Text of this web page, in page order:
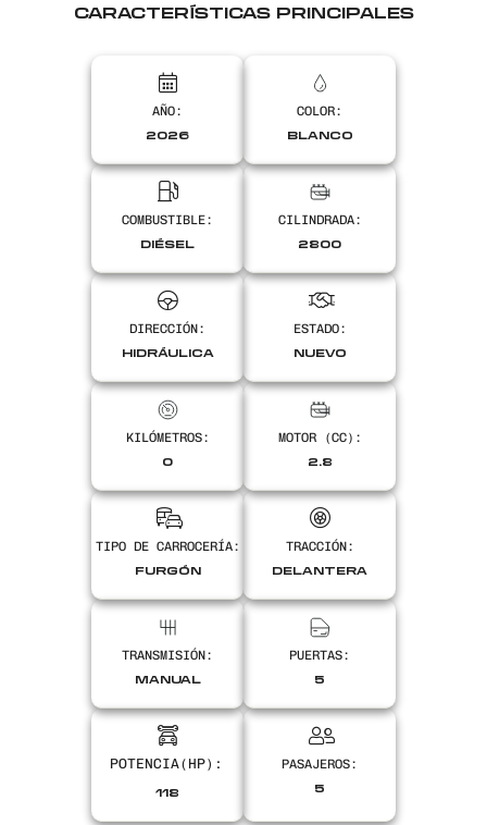
Encontranos en
CARACTERÍSTICAS PRINCIPALES
AÑO:
2026
COLOR:
BLANCO
COMBUSTIBLE:
DIÉSEL
CILINDRADA:
2800
DIRECCIÓN:
HIDRÁULICA
ESTADO:
NUEVO
KILÓMETROS:
0
MOTOR (CC):
2.8
TIPO DE CARROCERÍA:
FURGÓN
TRACCIÓN:
DELANTERA
TRANSMISIÓN:
MANUAL
PUERTAS:
5
118
PASAJEROS:
5